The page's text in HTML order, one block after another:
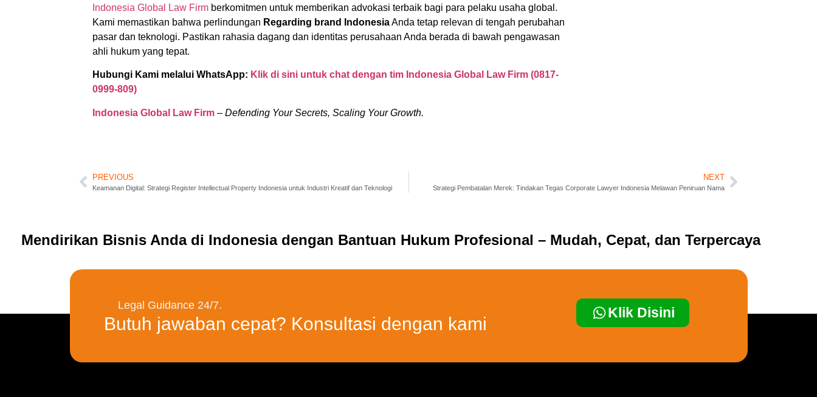
Indonesia Global Law Firm berkomitmen untuk memberikan advokasi terbaik bagi para pelaku usaha global.
Kami memastikan bahwa perlindungan Regarding brand IndonesiaAnda tetap relevan di tengah perubahan
pasar dan teknologi. Pastikan rahasia dagang dan identitas perusahaan Anda berada di bawah pengawasan
ahli hukum yang tepat.
Hubungi Kami melalui WhatsApp: Klik di sini untuk chat dengan tim Indonesia Global Law Firm (0817-
0999-809)
Indonesia Global Law Firm – Defending Your Secrets, Scaling Your Growth.
PREVIOUS
Keamanan Digital: Strategi Register Intellectual Property Indonesia untuk Industri Kreatif dan Teknologi
NEXT
Strategi Pembatalan Merek: Tindakan Tegas Corporate Lawyer Indonesia Melawan Peniruan Nama
Mendirikan Bisnis Anda di Indonesia dengan Bantuan Hukum Profesional – Mudah, Cepat, dan Terpercaya
Legal Guidance 24/7.
Butuh jawaban cepat? Konsultasi dengan kami
Klik Disini